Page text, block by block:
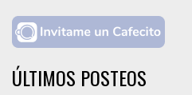
ÚLTIMOS POSTEOS